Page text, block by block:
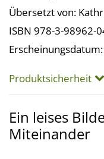
Übersetzt von:
ISBN 978-3-98962-
Produktsicherheit
Ein leises
Miteinander